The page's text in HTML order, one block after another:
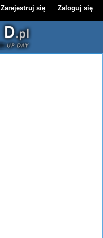
Zarejestruj się Zaloguj się